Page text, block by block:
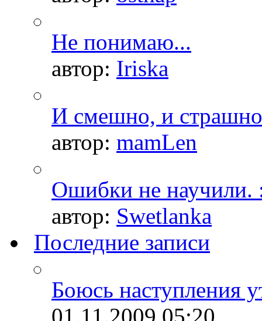
Не понимаю...
автор: Iriska
И смешно, и
автор: mamLen
Ошибки не научили.
автор: Swetlanka
Последние записи
Боюсь наступления